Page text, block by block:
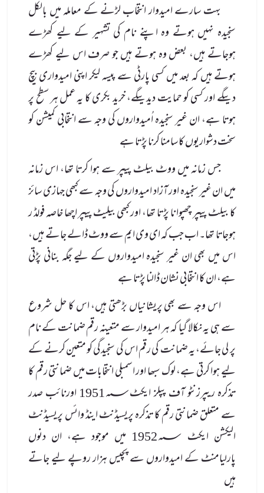
بہت سارے امیدوار انتخاب لڑنے کے معاملہ میں بالکل
سنجیدہ نہیں ہوتے وہ اپنے نام کی تشہیر کے لیے کھڑے
ہوجاتے ہیں، بعض وہ ہوتے ہیں جو صرف اس لیے کھڑے
ہوتے ہیں کہ بعد میں کسی پارٹی سے پیسہ لیکر اپنی امیدواری بیچ
دیںگے اور کسی کو حمایت دیدیںگے، خرید بکری کا یہ عمل ہر سطح پر
ہوتا ہے، ان غیر سنجیدہ اُمیدواروں کی وجہ سے انتخابی کمیشن کو
سخت دشواریوں کا سامنا کرنا پڑتا ہے
جس زمانہ میں ووٹ بیلٹ پیپر سے ہوا کرتا تھا، اس زمانہ
میں ان غیر سنجیدہ اور آزاد امیدواروں کی وجہ سے کبھی جہازی سائز
کا بیلٹ پیپر چھپوا نا پڑتا تھا، اور کبھی بیلیٹ پیپر اچھا خاصہ فولڈ ر
ہوجاتا تھا۔ اب جب کہ ای وی ایم سے ووٹ ڈالے جاتے ہیں،
اس میں بھی ان غیر سنجیدہ امیدواروں کے لیے جگہ بنانی پڑتی
ہے، ان کا انتخابی نشان ڈالنا پڑتا ہے
اس وجہ سے بھی پریشانیاں بڑھتی ہیں، اس کا حل شروع
سے ہی یہ نکالا گیا کہ ہر امیدوار سے متعینہ رقم ضمانت کے نام
پر لی جائے، یہ ضمانت کی رقم اس کی سنجیدگی کو متعین کرنے کے
لیے ہوا کرتی ہے، لوک سبھا اور اسمبلی انتخابات میں ضمانتی رقم کا
تذکرہ ریپرزنٹو آف پپلز ایکٹ1951؁ اورنائب صدر
سے متعلق ضمانتی رقم کا تذکرہ پریسیڈنٹ اینڈ وائس پریسیڈنٹ
الیکشن ایکٹ 1952؁ میں موجود ہے، ان دنوں
پارلیامنٹ کے امیدواروں سے پچیس ہزار روپے لیے جاتے
ہیں